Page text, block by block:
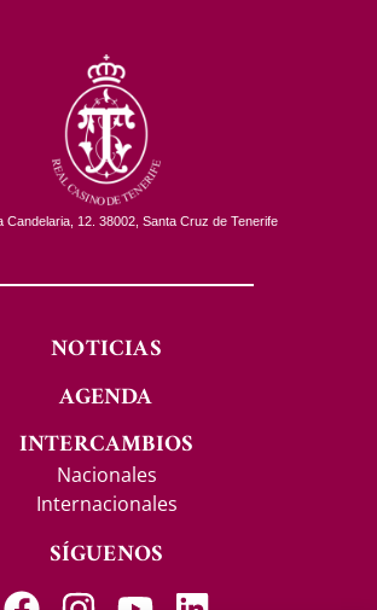
Candelaria, 12. 38002, Santa Cruz de Tenerife
NOTICIAS
AGENDA
INTERCAMBIOS
Nacionales
Internacionales
SÍGUENOS